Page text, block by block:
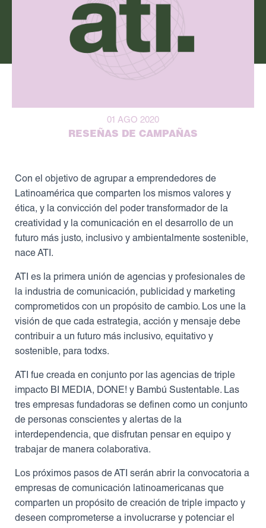
01 AGO 2020
RESEÑAS DE CAMPAÑAS
Con el objetivo de agrupar a emprendedores de
Latinoamérica que comparten los mismos valores y
ética, y la convicción del poder transformador de la
creatividad y la comunicación en el desarrollo de un
futuro más justo, inclusivo y ambientalmente sostenible,
nace ATI.
ATI es la primera unión de agencias y profesionales de
la industria de comunicación, publicidad y marketing
comprometidos con un propósito de cambio. Los une la
visión de que cada estrategia, acción y mensaje debe
contribuir a un futuro más inclusivo, equitativo y
sostenible, para todxs.
ATI fue creada en conjunto por las agencias de triple
impacto BI MEDIA, DONE! y Bambú Sustentable. Las
tres empresas fundadoras se definen como un conjunto
de personas conscientes y alertas de la
interdependencia, que disfrutan pensar en equipo y
trabajar de manera colaborativa.
Los próximos pasos de ATI serán abrir la convocatoria a
empresas de comunicación latinoamericanas que
comparten un propósito de creación de triple impacto y
deseen comprometerse a involucrarse y potenciar el